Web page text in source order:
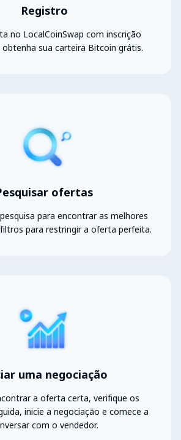
Registro
no LocalCoinSwap com inscrição
sua carteira Bitcoin grátis.
ofertas
para encontrar as melhores
para restringir a oferta perfeita.
uma negociação
a oferta certa, verifique os
inicie a negociação e comece a
com o vendedor.